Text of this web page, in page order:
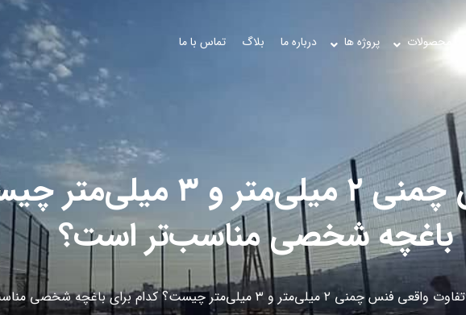
محصولات پروژه ها درباره ما بلاگ تماس با ما
تفاوت واقعی فنس چمنی ۲
باغچه شخصی مناسب‌تر است؟
تفاوت واقعی فنس چمنی ۲ میلی‌متر و ۳ میلی‌متر چیست؟ کدام برای باغچه شخصی مناسب‌تر است؟